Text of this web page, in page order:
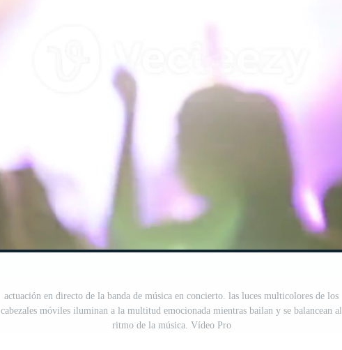
actuación en directo de la banda de música en concierto. las luces multicolores de los
cabezales móviles iluminan a la multitud emocionada mientras bailan y se balancean al
ritmo de la música. Vídeo Pro